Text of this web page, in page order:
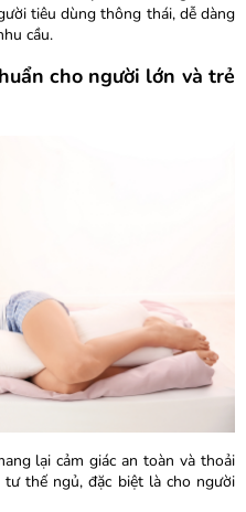
tiêu dùng thông thái, dễ dàng
cầu.
cho người lớn và trẻ
lại cảm giác an toàn và thoải
thế ngủ, đặc biệt là cho người